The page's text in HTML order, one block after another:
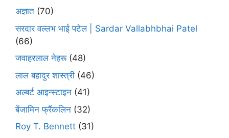
अज्ञात (70)
सरदार वल्लभ भाई पटेल | Sardar Vallabhbhai Patel
(66)
जवाहरलाल नेहरू(48)
लाल बहादुर शास्त्री (46)
अल्बर्ट आइन्स्टाइन (41)
बेंजामिन फ्रैंकलिन (32)
Roy T. Bennett (31)